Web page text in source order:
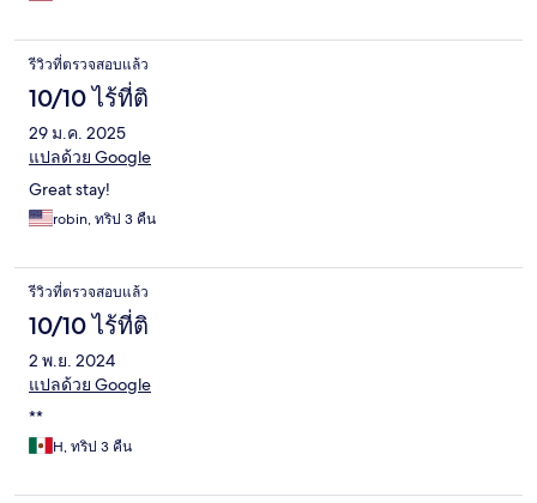
รีวิวที่ตรวจสอบแล้ว
10/10 ไร้ที่ติ
29 ม.ค. 2025
แปลด้วย Google
Great stay!
robin, ทริป 3 คืน
รีวิวที่ตรวจสอบแล้ว
10/10 ไร้ที่ติ
2 พ.ย. 2024
แปลด้วย Google
**
H, ทริป 3 คืน